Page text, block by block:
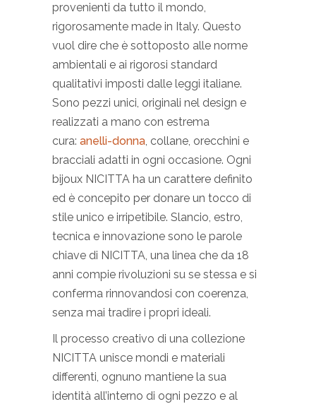
provenienti da tutto il mondo,
rigorosamente made in Italy. Questo
vuol dire che è sottoposto alle norme
ambientali e ai rigorosi standard
qualitativi imposti dalle leggi italiane.
Sono pezzi unici, originali nel design e
realizzati a mano con estrema
cura: anelli-donna, collane, orecchini e
bracciali adatti in ogni occasione. Ogni
bijoux NICITTA ha un carattere definito
ed è concepito per donare un tocco di
stile unico e irripetibile. Slancio, estro,
tecnica e innovazione sono le parole
chiave di NICITTA, una linea che da 18
anni compie rivoluzioni su se stessa e si
conferma rinnovandosi con coerenza,
senza mai tradire i propri ideali.
Il processo creativo di una collezione
NICITTA unisce mondi e materiali
differenti, ognuno mantiene la sua
identità all’interno di ogni pezzo e al